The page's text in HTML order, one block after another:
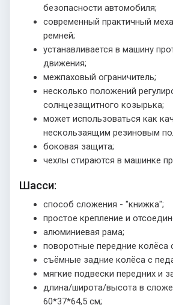
безопасности автомобиля;
современный практичный
ремней;
устанавливается в машину
движения;
межпаховый ограничитель;
несколько положений
солнцезащитного козырька;
может использоваться как
нескользаящим резиновым
боковая защита;
чехлы стираются в машинке
Шасси:
способ сложения - "книжка";
простое крепление и
алюминиевая рама;
поворотные передние колёса
съёмные задние колёса с
мягкие подвески передних и
длина/широта/высота в
60*37*64,5 см;